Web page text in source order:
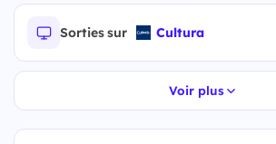
Sorties sur Cultura
Voir plus